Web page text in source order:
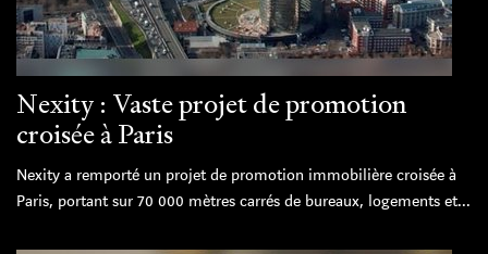
Nexity : Vaste projet de promotion
croisée à Paris
Nexity a remporté un projet de promotion immobilière croisée à
Paris, portant sur 70 000 mètres carrés de bureaux, logements et...